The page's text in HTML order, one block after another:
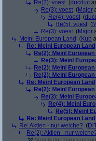
Re(2): voest (ducduc
Re(3): voest (Major
Re(4): voest (
Re(5): voest (
Re(3): voest (Major
Meinl European Land (Kub
Re: Meinl European Land
Re(2): Meinl European
Re(3): Meinl
Re(2): Meinl European
Re(2): Meinl European
Re: Meinl European Land
Re(2): Meinl European
Re(3): Meinl
Re(4): Meinl
Re(5): Meinl
Re: Meinl European Land
Re: Aktien - nur welche? (
Re(2): Aktien - nur